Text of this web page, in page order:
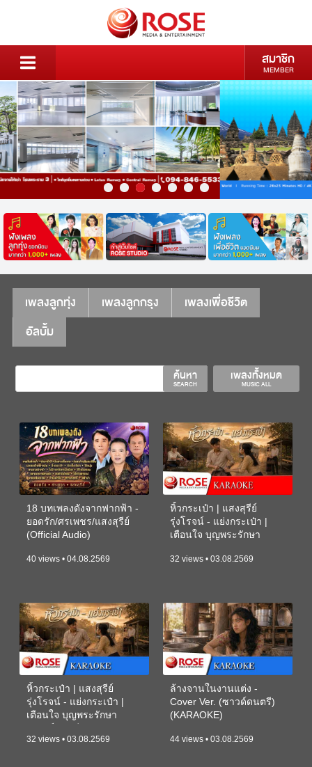
สมาชิก
MEMBER
เพลงลูกทุ่ง เพลงลูกกรุง
เพลงเพื่อชีวิต
อัลบั้ม
เพลงทั้งหมด
MUSIC ALL
ค้นหา
SEARCH
18 บทเพลงดังจากฟากฟ้า -
ยอดรัก/ศรเพชร/แสงสุรีย์
(Official Audio)
40 views • 04.08.2569
หิ้วกระเป๋า | แสงสุรีย์
รุ่งโรจน์ - แย่งกระเป๋า |
เตือนใจ บุญพระรักษา
32 views • 03.08.2569
หิ้วกระเป๋า | แสงสุรีย์
รุ่งโรจน์ - แย่งกระเป๋า |
เตือนใจ บุญพระรักษา
32 views • 03.08.2569
ล้างจานในงานแต่ง -
Cover Ver. (ซาวด์ดนตรี)
(KARAOKE)
44 views • 03.08.2569